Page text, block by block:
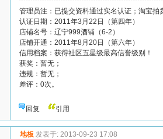
管理员注：已提交资料通过实名认证；淘宝
认证日期：2011年3月22日（第四年）
店铺名号：辽宁999酒铺（6-2）
店铺开通：2011年8月20日（第六年）
信用档案：获得社区五星级最高信誉级别！
获奖：暂无；
违规：暂无；
差评：0次。
回复 引用
地板 发表于: 2013-09-23 17:08